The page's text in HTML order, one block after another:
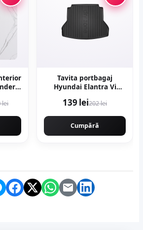
lei
Tavita portbagaj
Hyundai Elantra Vi
139 lei202 lei
Cumpără